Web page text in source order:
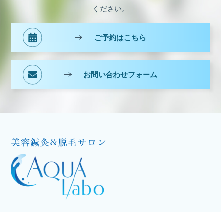
ください。
ご予約はこちら
お問い合わせフォーム